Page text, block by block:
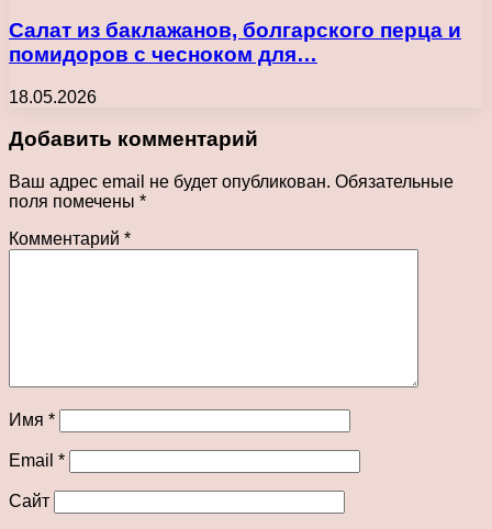
Салат из баклажанов, болгарского перца и
помидоров с чесноком для…
18.05.2026
Добавить комментарий
Ваш адрес email не будет опубликован. Обязательные
поля помечены *
Комментарий *
Имя *
Email *
Сайт